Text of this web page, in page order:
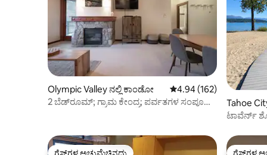
Olympic Valley ನಲ್ಲಿ ಕಾಂಡೋ 5 ರಲ್ಲಿ 4.94 ಸರಾಸರಿ
4.94 (162)
2 ಬೆಡ್‌ರೂಮ್; ಗ್ರಾಮ ಕೇಂದ್ರ; ಪರ್ವತಗಳ ಸಂಪೂರ್ಣ
Tahoe
ಟಾವೆರ್ನ್